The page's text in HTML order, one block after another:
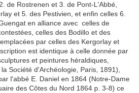
de Rostrenen et 3. de Pont-L'Abbé,
et 5. des Pestivien, et enfin celles 6.
en alliance avec celles de
celles des Bodillo et des
par celles des Kergorlay et
est identique à celle donnée par
et peintures héraldiques,
Société d'Archéologie, Paris, 1891),
l'abbé E. Daniel en 1864 (Notre-Dame
des Côtes du Nord 1864 p. 3-8) ce